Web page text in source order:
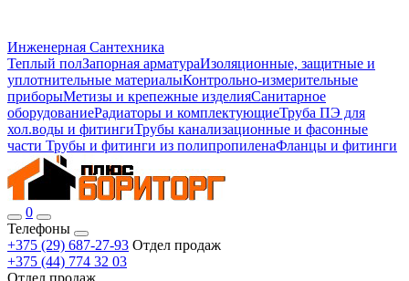
Инженерная Сантехника
Теплый полЗапорная арматураИзоляционные, защитные и
уплотнительные материалыКонтрольно-измерительные
приборыМетизы и крепежные изделияСанитарное
оборудованиеРадиаторы и комплектующиеТруба ПЭ для
хол.воды и фитингиТрубы канализационные и фасонные
части Трубы и фитинги из полипропиленаФланцы и фитинги
0
Телефоны
+375 (29) 687-27-93 Отдел продаж
+375 (44) 774 32 03
Отдел продаж